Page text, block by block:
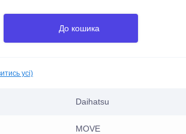
До кошика
усі)
Daihatsu
MOVE